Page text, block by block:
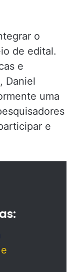
o
de edital.
e
Daniel
uma
e